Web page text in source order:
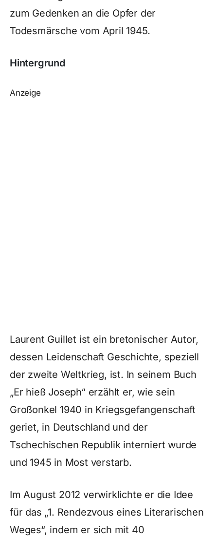
zum Gedenken an die Opfer der
Todesmärsche vom April 1945.
Hintergrund
Anzeige
Laurent Guillet ist ein bretonischer Autor,
dessen Leidenschaft Geschichte, speziell
der zweite Weltkrieg, ist. In seinem Buch
„Er hieß Joseph“ erzählt er, wie sein
Großonkel 1940 in Kriegsgefangenschaft
geriet, in Deutschland und der
Tschechischen Republik interniert wurde
und 1945 in Most verstarb.
Im August 2012 verwirklichte er die Idee
für das „1. Rendezvous eines Literarischen
Weges“, indem er sich mit 40